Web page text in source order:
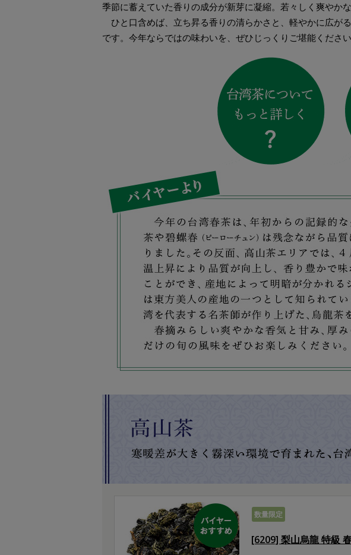
季節に蓄えていた香りの成分が新芽に凝縮。若々しく爽やか
ひと口含めば、立ち昇る香りの清らかさと、軽やかに広が
です。今年ならではの味わいを、ぜひじっくりご堪能ください
数量限定
[6209] 梨山烏龍 特級